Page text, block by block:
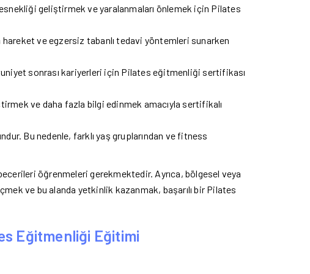
esnekliği geliştirmek ve yaralanmaları önlemek için Pilates
ve egzersiz tabanlı tedavi yöntemleri sunarken
sonrası kariyerleri için Pilates eğitmenliği sertifikası
ve daha fazla bilgi edinmek amacıyla sertifikalı
Bu nedenle, farklı yaş gruplarından ve fitness
öğrenmeleri gerekmektedir. Ayrıca, bölgesel veya
ve bu alanda yetkinlik kazanmak, başarılı bir Pilates
Eğitmenliği Eğitimi